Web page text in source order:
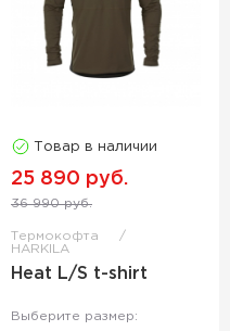
Товар в наличии
25 890 руб.
36 990 руб.
Термокофта
HARKILA
Heat L/S t-shirt
Выберите размер: